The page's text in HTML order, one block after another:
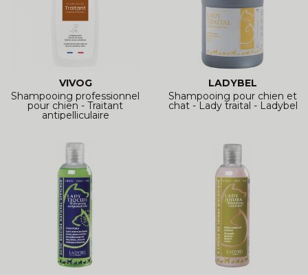
VIVOG
Shampooing professionnel
pour chien - Traitant
antipelliculaire
LADYBEL
Shampooing pour chien et
chat - Lady traital - Ladybel